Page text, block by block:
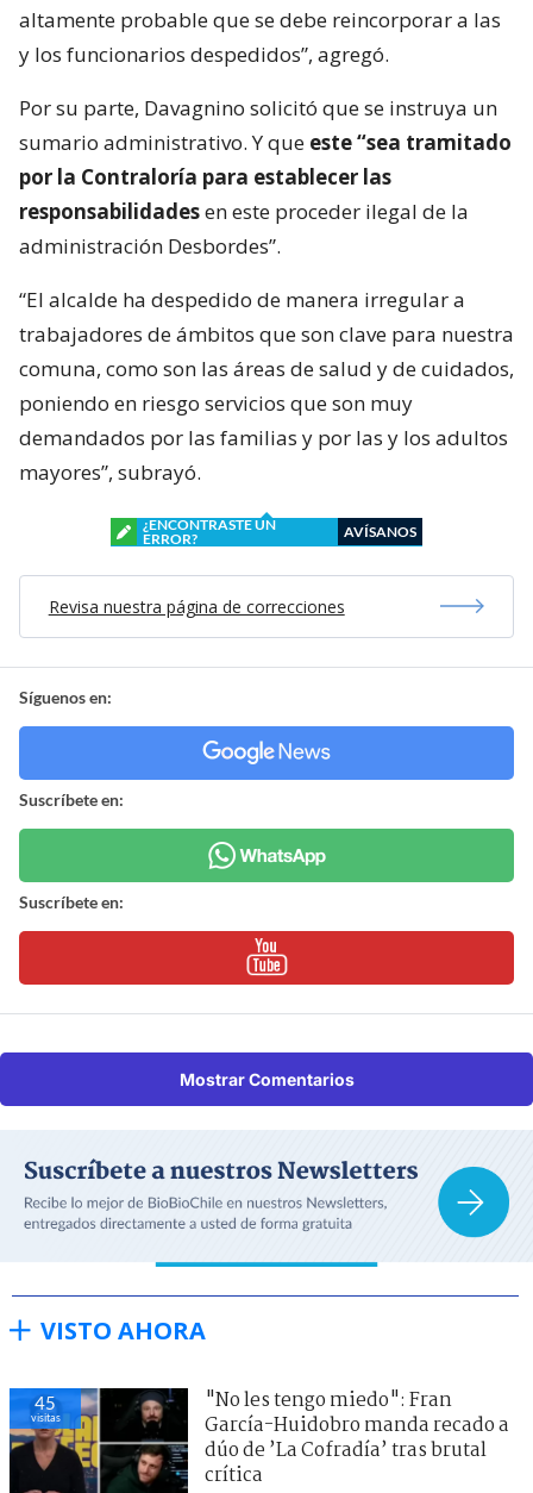
altamente probable que se debe reincorporar a las
y los funcionarios despedidos”, agregó.
Por su parte, Davagnino solicitó que se instruya un
sumario administrativo. Y que este “sea tramitado
por la Contraloría para establecer las
responsabilidadesen este proceder ilegal de la
administración Desbordes”.
“El alcalde ha despedido de manera irregular a
trabajadores de ámbitos que son clave para nuestra
comuna, como son las áreas de salud y de cuidados,
poniendo en riesgo servicios que son muy
demandados por las familias y por las y los adultos
mayores”, subrayó.
¿ENCONTRASTE UN
ERROR?
AVÍSANOS
Revisa nuestra página de correcciones
Síguenos en:
Suscríbete en:
Suscríbete en:
Mostrar Comentarios
VISTO AHORA
45
visitas
"No les tengo miedo": Fran
García-Huidobro manda recado a
dúo de ’La Cofradía’ tras brutal
crítica